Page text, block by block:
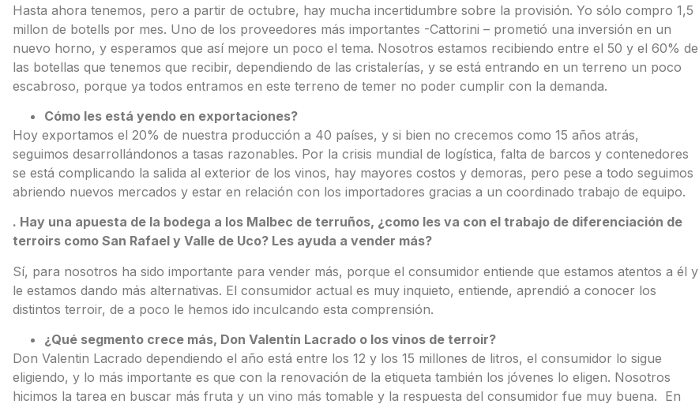
Hasta ahora tenemos, pero a partir de octubre, hay mucha incertidumbre sobre la provisión. Yo sólo compro 1,5
millon de botells por mes. Uno de los proveedores más importantes -Cattorini – prometió una inversión en un
nuevo horno, y esperamos que así mejore un poco el tema. Nosotros estamos recibiendo entre el 50 y el 60% de
las botellas que tenemos que recibir, dependiendo de las cristalerías, y se está entrando en un terreno un poco
escabroso, porque ya todos entramos en este terreno de temer no poder cumplir con la demanda.
Cómo les está yendo en exportaciones?
Hoy exportamos el 20% de nuestra producción a 40 países, y si bien no crecemos como 15 años atrás,
seguimos desarrollándonos a tasas razonables. Por la crisis mundial de logística, falta de barcos y contenedores
se está complicando la salida al exterior de los vinos, hay mayores costos y demoras, pero pese a todo seguimos
abriendo nuevos mercados y estar en relación con los importadores gracias a un coordinado trabajo de equipo.
. Hay una apuesta de la bodega a los Malbec de terruños, ¿como les va con el trabajo de diferenciación de
terroirs como San Rafael y Valle de Uco? Les ayuda a vender más?
Sí, para nosotros ha sido importante para vender más, porque el consumidor entiende que estamos atentos a él y
le estamos dando más alternativas. El consumidor actual es muy inquieto, entiende, aprendió a conocer los
distintos terroir, de a poco le hemos ido inculcando esta comprensión.
¿Qué segmento crece más, Don Valentín Lacrado o los vinos de terroir?
Don Valentin Lacrado dependiendo el año está entre los 12 y los 15 millones de litros, el consumidor lo sigue
eligiendo, y lo más importante es que con la renovación de la etiqueta también los jóvenes lo eligen. Nosotros
hicimos la tarea en buscar más fruta y un vino más tomable y la respuesta del consumidor fue muy buena. En